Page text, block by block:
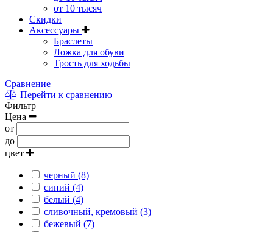
от 10 тысяч
Скидки
Аксессуары
Браслеты
Ложка для обуви
Трость для ходьбы
Сравнение
Перейти к сравнению
Фильтр
Цена
от
до
цвет
черный (8)
синий (4)
белый (4)
сливочный, кремовый (3)
бежевый (7)